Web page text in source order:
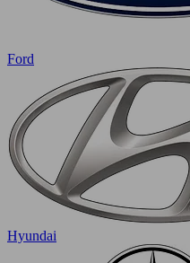
Ford
Hyundai